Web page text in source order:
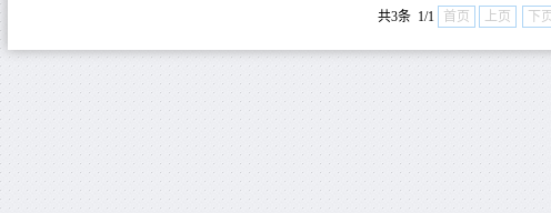
共3条 1/1 首页 上页 下